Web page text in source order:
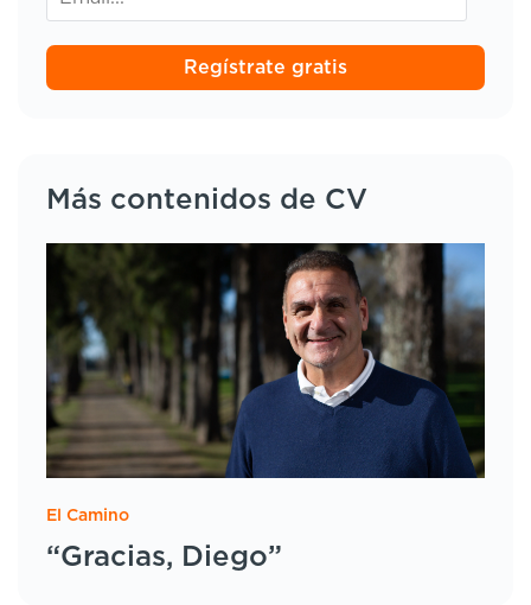
Regístrate gratis
Más contenidos de CV
El Camino
“Gracias, Diego”